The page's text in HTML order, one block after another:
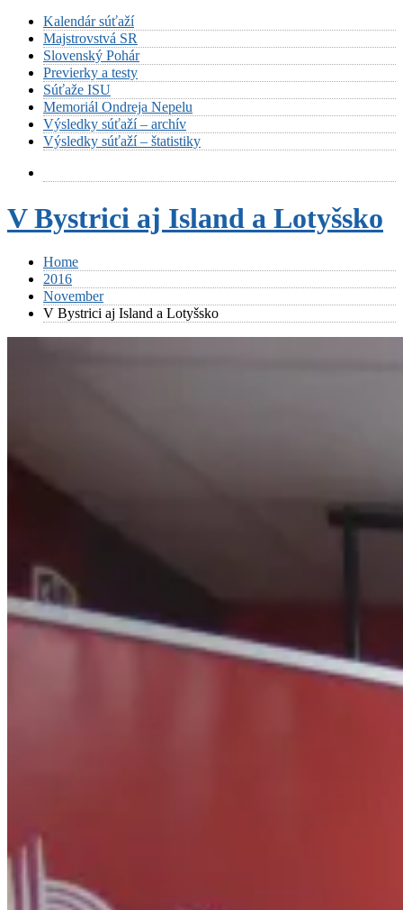
Kalendár súťaží
Majstrovstvá SR
Slovenský Pohár
Previerky a testy
Súťaže ISU
Memoriál Ondreja Nepelu
Výsledky súťaží – archív
Výsledky súťaží – štatistiky
V Bystrici aj Island a Lotyšsko
Home
2016
November
V Bystrici aj Island a Lotyšsko